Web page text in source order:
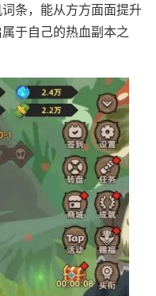
条，能从方方面面提升
于自己的热血副本之